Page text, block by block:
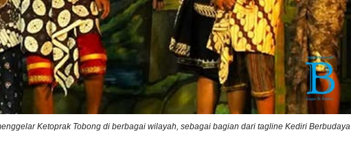
Ketoprak Tobong di berbagai wilayah, sebagai bagian dari tagline Kediri Berbudaya